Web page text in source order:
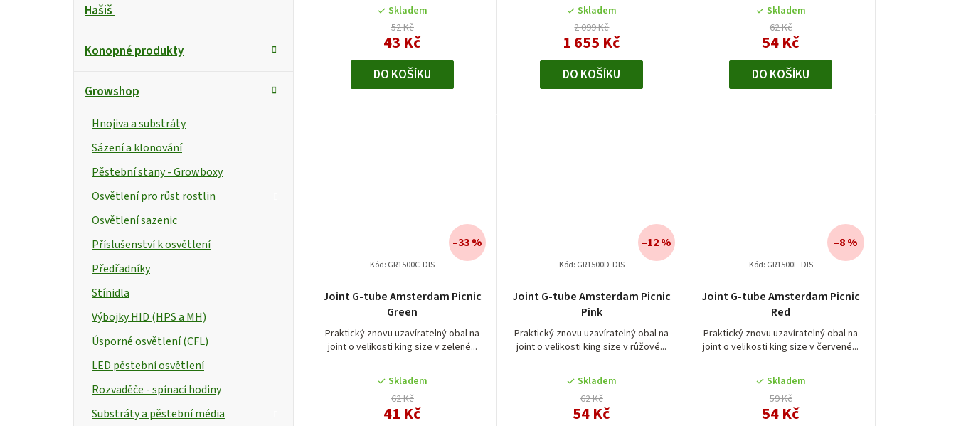
Hašiš
Konopné produkty
Growshop
Hnojiva a substráty
Sázení a klonování
Pěstební stany - Growboxy
Osvětlení pro růst rostlin
Osvětlení sazenic
Příslušenství k osvětlení
Předřadníky
Stínidla
Výbojky HID (HPS a MH)
Úsporné osvětlení (CFL)
LED pěstební osvětlení
Rozvaděče - spínací hodiny
Substráty a pěstební média
Skladem
52 Kč
43 Kč
DO KOŠÍKU
Skladem
2 099 Kč
1 655 Kč
DO KOŠÍKU
Skladem
62 Kč
54 Kč
DO KOŠÍKU
Joint G-tube Amsterdam Picnic
Green
Praktický znovu uzavíratelný obal na
joint o velikosti king size v zelené...
Skladem
62 Kč
41 Kč
–33 %
Kód: GR1500C-DIS
Joint G-tube Amsterdam Picnic
Pink
Praktický znovu uzavíratelný obal na
joint o velikosti king size v růžové...
Skladem
62 Kč
54 Kč
–12 %
Kód: GR1500D-DIS
Joint G-tube Amsterdam Picnic
Red
Praktický znovu uzavíratelný obal na
joint o velikosti king size v červené...
Skladem
59 Kč
54 Kč
–8 %
Kód: GR1500F-DIS